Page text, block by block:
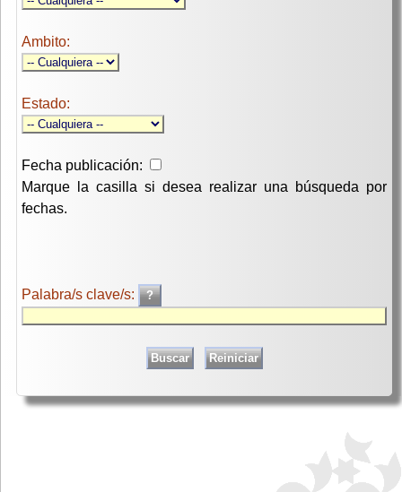
Ambito:
Estado:
Fecha publicación:
Marque la casilla si desea realizar una búsqueda por
fechas.
Palabra/s clave/s: